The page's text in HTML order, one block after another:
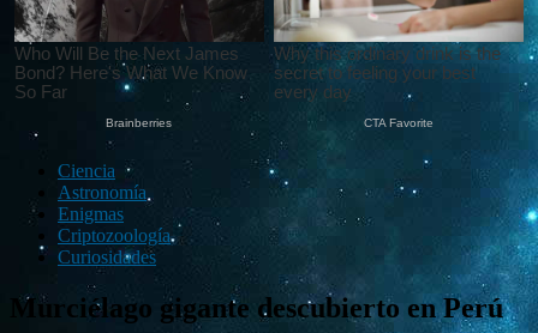
Ciencia
Astronomía
Enigmas
Criptozoología
Curiosidades
Murciélago gigante descubierto en Perú